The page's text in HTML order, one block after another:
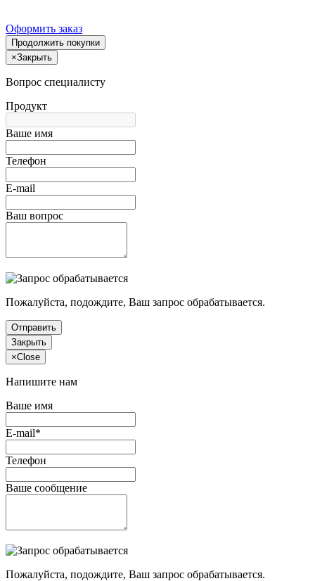
Оформить заказ
Продолжить покупки
×Закрыть
Вопрос специалисту
Продукт
Ваше имя
Телефон
E-mail
Ваш вопрос
Пожалуйста, подождите, Ваш запрос обрабатывается.
Отправить
Закрыть
×Close
Напишите нам
Ваше имя
E-mail*
Телефон
Ваше сообщение
Пожалуйста, подождите, Ваш запрос обрабатывается.